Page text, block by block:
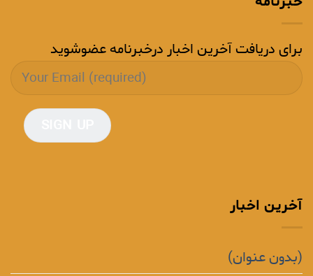
برای دریافت آخرین اخبار درخبرنامه عضوشوید
آخرین اخبار
(بدون عنوان)